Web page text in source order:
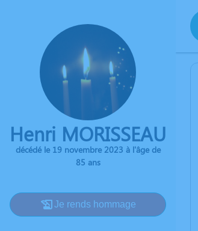
Henri MORISSEAU
décédé le 19 novembre 2023 à l'âge de
85 ans
Je rends hommage